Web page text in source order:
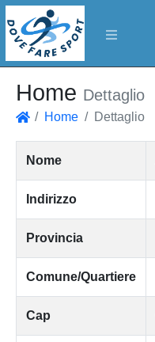
Home Dettaglio
Home Dettaglio
Nome
Indirizzo
Provincia
Comune/Quartiere
Cap